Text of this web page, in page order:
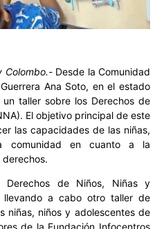
Colombo.-Desde la Comunidad
Ana Soto, en el estado
taller sobre los Derechos de
El objetivo principal de este
las capacidades de las niñas,
comunidad en cuanto a la
de Niños, Niñas y
llevando a cabo otro taller de
niñas, niños y adolescentes de